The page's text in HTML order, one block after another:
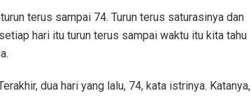
terus sampai 74. Turun terus saturasinya dan
hari itu turun terus sampai waktu itu kita tahu
dua hari yang lalu, 74, kata istrinya. Katanya,